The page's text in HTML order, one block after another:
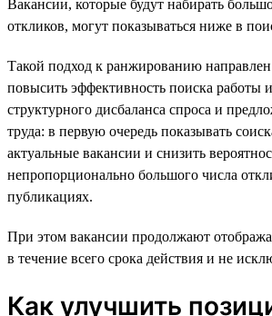
Вакансии, которые будут набирать
откликов, могут показываться ниже в
Такой подход к ранжированию
повысить эффективность поиска работы
структурного дисбаланса спроса и
труда: в первую очередь показывать
актуальные вакансии и снизить
непропорционально большого числа
публикациях.
При этом вакансии продолжают
в течение всего срока действия и не
Как улучшить